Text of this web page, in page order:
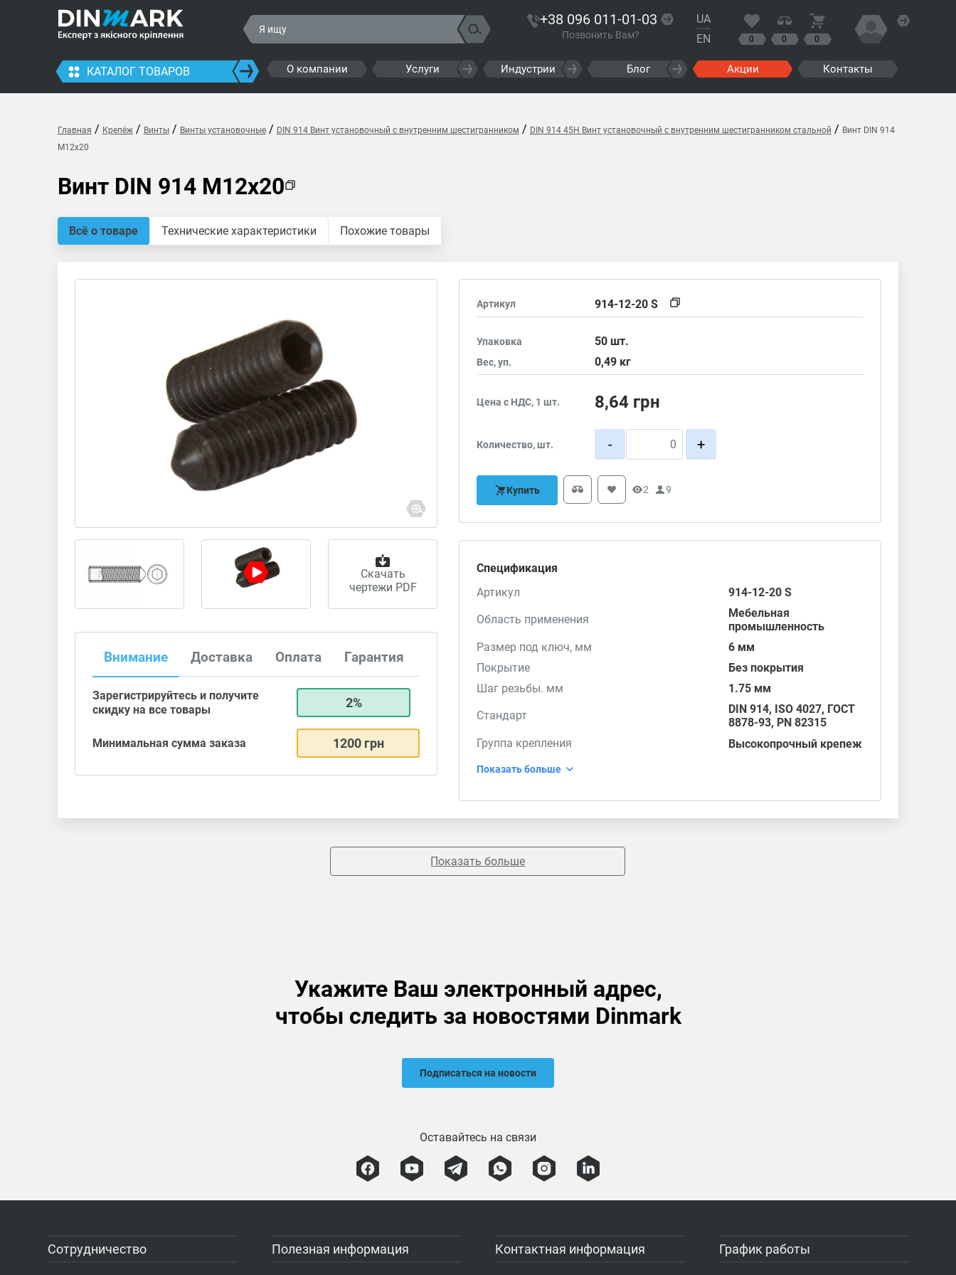
+38 096 011-01-03
Позвонить Вам?
UA
EN
0 0 0
КАТАЛОГ ТОВАРОВ О компании Услуги Индустрии Блог Акции Контакты
Главная / Крепёж/ Винты/ Винты установочные/ DIN 914 Винт установочный с внутренним шестигранником / DIN 914 45H Винт установочный с внутренним шестигранником стальной / Винт DIN 914
M12x20
Винт DIN 914 M12x20
Всё о товаре Технические характеристики Похожие товары
Скачать
чертежи PDF
Внимание Доставка Оплата Гарантия
Зарегистрируйтесь и получите
скидку на все товары
2%
Минимальная сумма заказа 1200 грн
Артикул 914-12-20 S
Упаковка 50шт.
Вес, уп. 0,49 кг
Цена с НДС, 1 шт. 8,64 грн
Количество, шт. - +
Купить 2 9
Спецификация
Артикул
914-12-20 S
Область применения
Мебельная
промышленность
Размер под ключ, мм
6 мм
Покрытие
Без покрытия
Шаг резьбы. мм
1.75 мм
Стандарт
DIN 914, ISO 4027, ГОСТ
8878-93, PN 82315
Группа крепления
Высокопрочный крепеж
Показать больше
Показать больше
Укажите Ваш электронный адрес,
чтобы следить за новостями Dinmark
Подписаться на новости
Оставайтесь на связи
Сотрудничество Полезная информация Контактная информация График работы